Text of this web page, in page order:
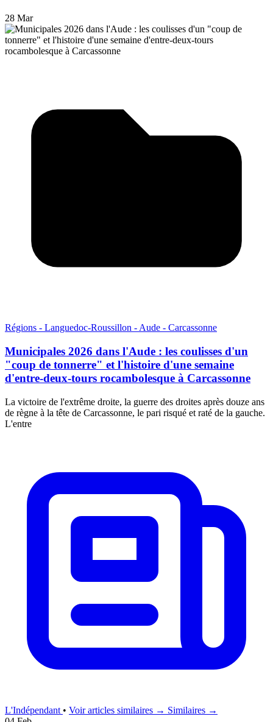
28 Mar
Régions - Languedoc-Roussillon - Aude - Carcassonne
Municipales 2026 dans l'Aude : les coulisses d'un
"coup de tonnerre" et l'histoire d'une semaine
d'entre-deux-tours rocambolesque à Carcassonne
La victoire de l'extrême droite, la guerre des droites après douze ans
de règne à la tête de Carcassonne, le pari risqué et raté de la gauche.
L'entre
L'Indépendant • Voir articles similaires → Similaires →